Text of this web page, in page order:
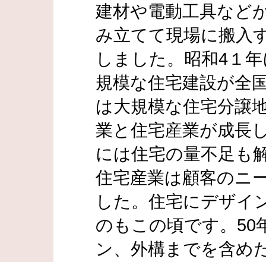
建材や電動工具など
み立てて現場に搬入
しました。昭和4１
規模な住宅建設が全
は大規模な住宅分譲
業と住宅産業が成長
には住宅の量不足も
住宅産業は顧客のニ
した。住宅にデザイ
のもこの頃です。50
ン、外構までを含め